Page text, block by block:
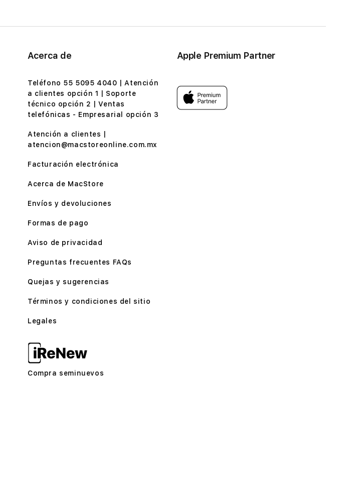
Acerca de
Teléfono 55 5095 4040 | Atención
a clientes opción 1 | Soporte
técnico opción 2 | Ventas
telefónicas - Empresarial opción 3
Atención a clientes |
atencion@macstoreonline.com.mx
Facturación electrónica
Acerca de MacStore
Envíos y devoluciones
Formas de pago
Aviso de privacidad
Preguntas frecuentes FAQs
Quejas y sugerencias
Términos y condiciones del sitio
Legales
Compra seminuevos
Apple Premium Partner